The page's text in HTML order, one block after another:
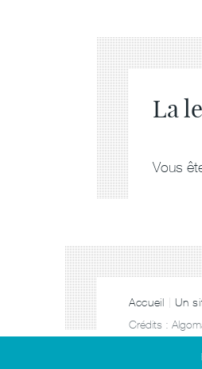
La
Vous
Accueil Un
Crédits :